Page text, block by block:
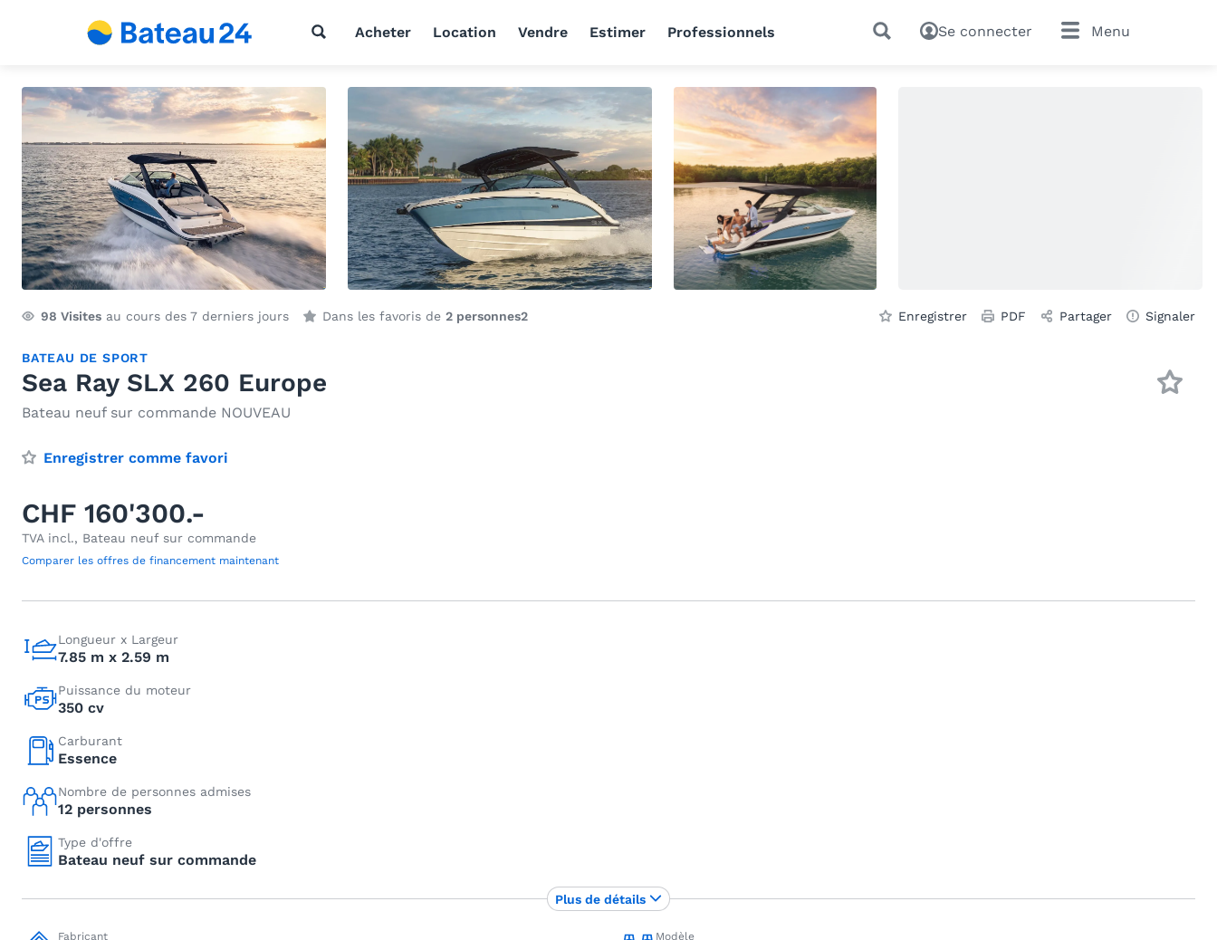
Acheter Location Vendre Estimer Professionnels Se connecter Menu
98 Visites au cours des 7 derniers jours Dans les favoris de 2 personnes2 Enregistrer PDF Partager Signaler
BATEAU DE SPORT
Sea Ray SLX 260 Europe
Bateau neuf sur commande NOUVEAU
Enregistrer comme favori
CHF 160'300.-
TVA incl., Bateau neuf sur commande
Comparer les offres de financement maintenant
Longueur x Largeur
7.85 m x 2.59 m
Puissance du moteur
350 cv
Carburant
Essence
Nombre de personnes admises
12 personnes
Type d'offre
Bateau neuf sur commande
Fabricant Modèle
Plus de détails